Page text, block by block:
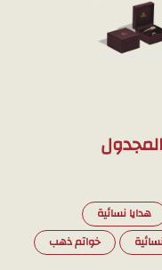
هدايا نسائية
خواتم ذهب